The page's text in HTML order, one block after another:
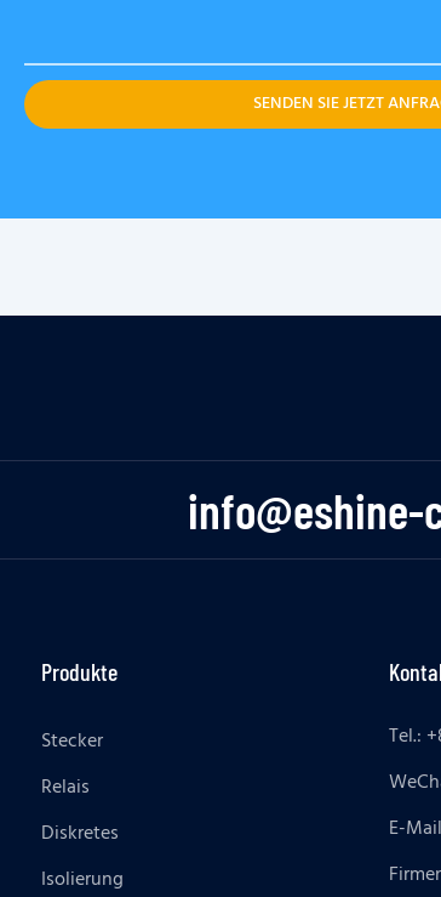
SENDEN SIE JETZT
info@eshine-
Produkte
Stecker
Relais
Diskretes
Isolierung
Tel.:
E-